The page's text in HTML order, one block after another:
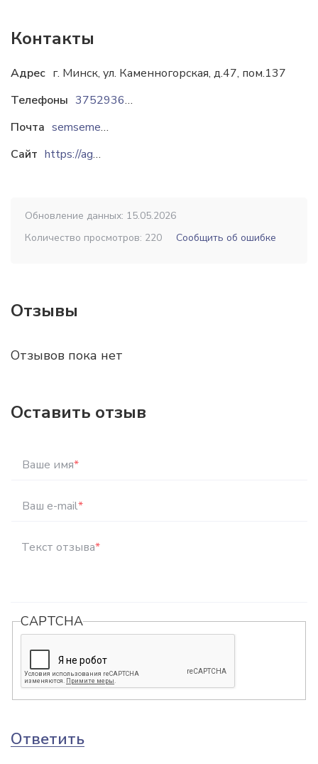
Контакты
Адрес г. Минск, ул. Каменногорская, д.47, пом.137
Телефоны
375293682838
Почта
semsemena@gmail.com
Сайт
https://agrohim.by
Обновление данных: 15.05.2026
Количество просмотров: 220
Сообщить об ошибке
Отзывы
Отзывов пока нет
Оставить отзыв
Ваше имя*
Ваш e-mail*
Текст отзыва*
CAPTCHA
Ответить